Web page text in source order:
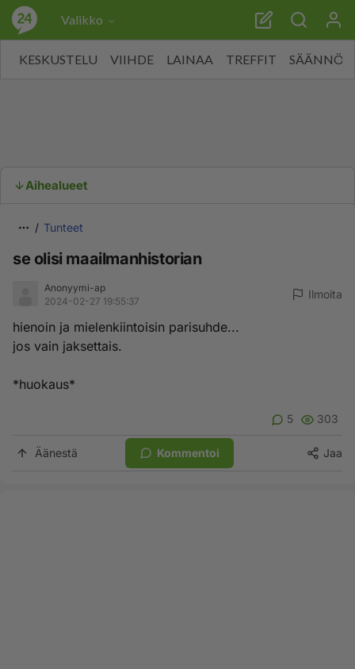
Valikko
KESKUSTELU VIIHDE LAINAA TREFFIT SÄÄNNÖT
Aihealueet
Tunteet
se olisi maailmanhistorian
Anonyymi-ap
2024-02-27 19:55:37
Ilmoita
hienoin ja mielenkiintoisin parisuhde...
jos vain jaksettais.
*huokaus*
5 303
Äänestä Kommentoi Jaa